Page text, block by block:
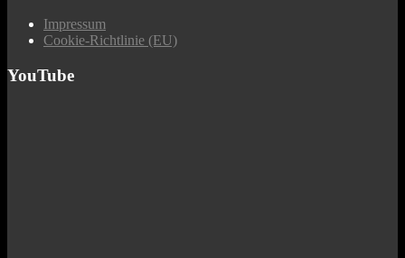
Impressum
Cookie-Richtlinie (EU)
YouTube